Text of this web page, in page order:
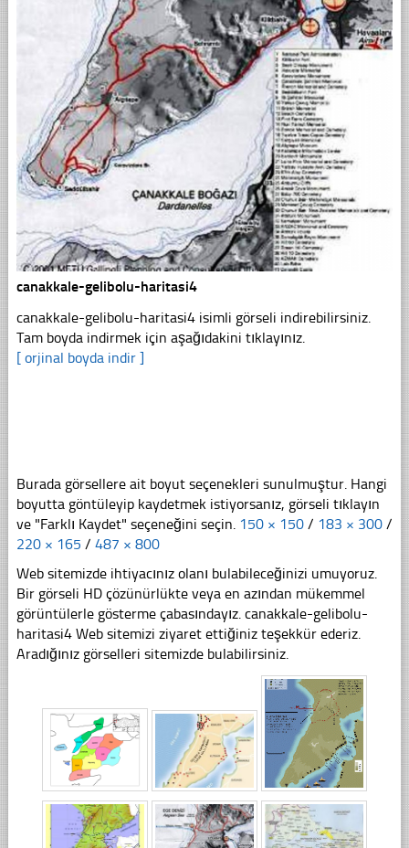
canakkale-gelibolu-haritasi4
canakkale-gelibolu-haritasi4 isimli görseli indirebilirsiniz.
Tam boyda indirmek için aşağıdakini tıklayınız.
[ orjinal boyda indir ]
Burada görsellere ait boyut seçenekleri sunulmuştur. Hangi
boyutta göntüleyip kaydetmek istiyorsanız, görseli tıklayın
ve "Farklı Kaydet" seçeneğini seçin. 150 × 150 / 183 × 300 /
220 × 165 / 487 × 800
Web sitemizde ihtiyacınız olanı bulabileceğinizi umuyoruz.
Bir görseli HD çözünürlükte veya en azından mükemmel
görüntülerle gösterme çabasındayız. canakkale-gelibolu-
haritasi4 Web sitemizi ziyaret ettiğiniz teşekkür ederiz.
Aradığınız görselleri sitemizde bulabilirsiniz.